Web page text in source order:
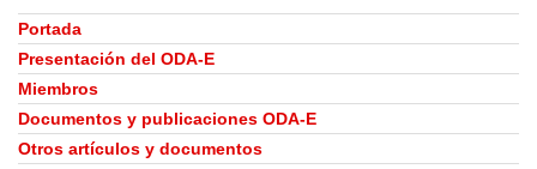
Portada
Presentación del ODA-E
Miembros
Documentos y publicaciones ODA-E
Otros artículos y documentos